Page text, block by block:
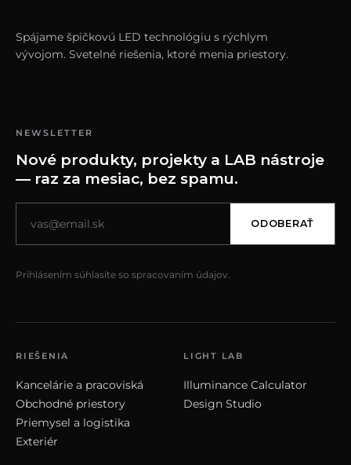
Spájame špičkovú LED technológiu s rýchlym
vývojom. Svetelné riešenia, ktoré menia priestory.
NEWSLETTER
Nové produkty, projekty a LAB nástroje
— raz za mesiac, bez spamu.
ODOBERAŤ
Prihlásením súhlasíte so spracovaním údajov.
RIEŠENIA
Kancelárie a pracoviská
Obchodné priestory
Priemysel a logistika
Exteriér
LIGHT LAB
Illuminance Calculator
Design Studio